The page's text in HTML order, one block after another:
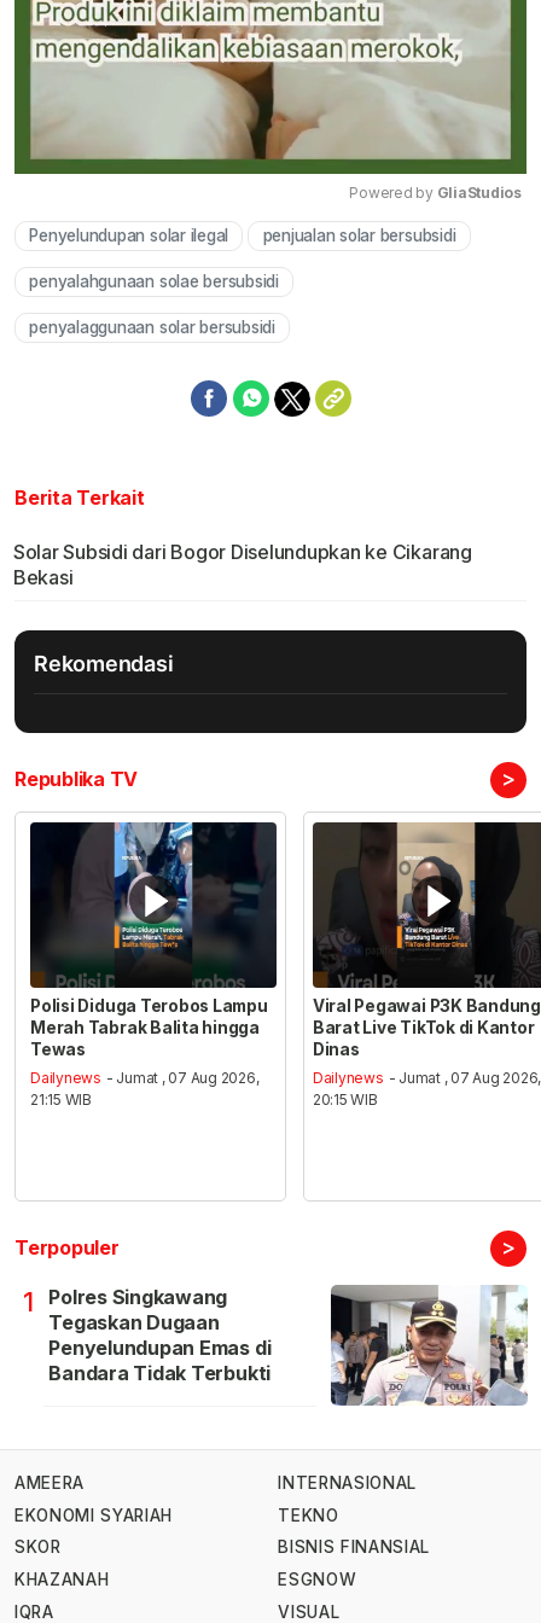
Mute
Powered by GliaStudios
Penyelundupan solar ilegal penjualan solar bersubsidi
penyalahgunaan solae bersubsidi
penyalaggunaan solar bersubsidi
Berita Terkait
Solar Subsidi dari Bogor Diselundupkan ke Cikarang
Bekasi
Rekomendasi
Republika TV >
Polisi Diduga Terobos Lampu
Merah Tabrak Balita hingga
Tewas
Dailynews - Jumat , 07 Aug 2026,
21:15 WIB
Viral Pegawai P3K Bandung
Barat Live TikTok di Kantor
Dinas
Dailynews - Jumat , 07 Aug 2026,
20:15 WIB
Terpopuler >
1
Polres Singkawang
Tegaskan Dugaan
Penyelundupan Emas di
Bandara Tidak Terbukti
AMEERA
EKONOMI SYARIAH
SKOR
KHAZANAH
IQRA
INTERNASIONAL
TEKNO
BISNIS FINANSIAL
ESGNOW
VISUAL